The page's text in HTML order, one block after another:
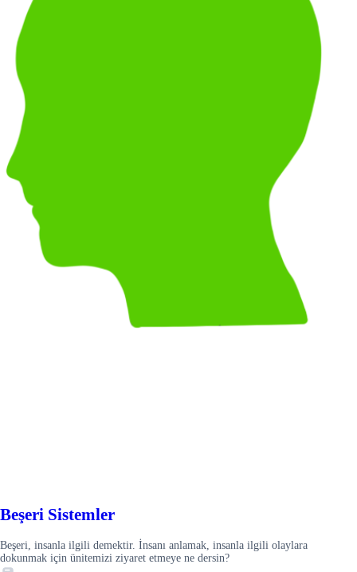
Beşeri Sistemler
Beşeri, insanla ilgili demektir. İnsanı anlamak, insanla ilgili olaylara
dokunmak için ünitemizi ziyaret etmeye ne dersin?